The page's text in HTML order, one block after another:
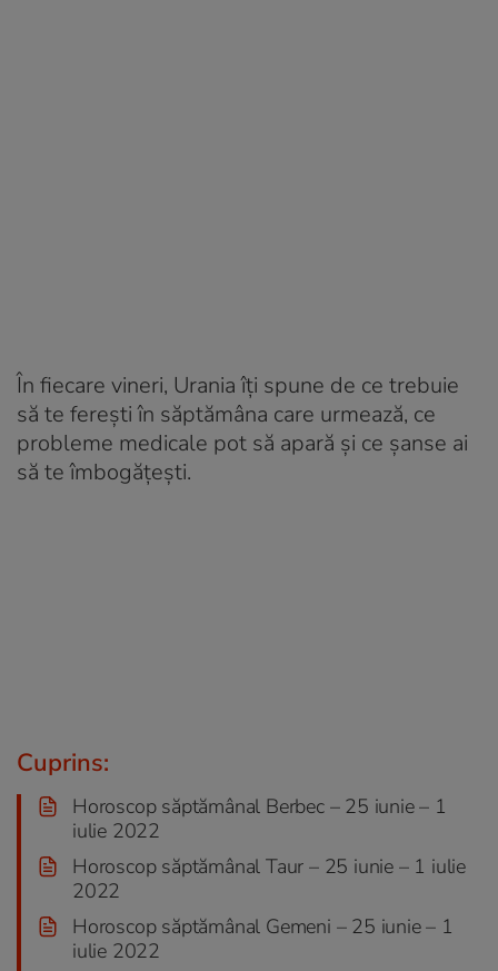
În fiecare vineri, Urania îți spune de ce trebuie
să te ferești în săptămâna care urmează, ce
probleme medicale pot să apară și ce șanse ai
să te îmbogățești.
Cuprins:
Horoscop săptămânal Berbec – 25 iunie – 1
iulie 2022
Horoscop săptămânal Taur – 25 iunie – 1 iulie
2022
Horoscop săptămânal Gemeni – 25 iunie – 1
iulie 2022